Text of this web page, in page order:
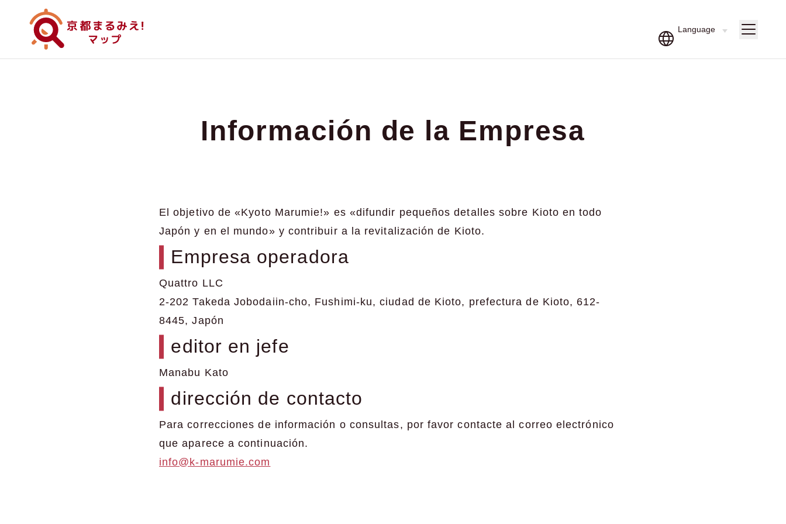
Información de la Empresa
El objetivo de «Kyoto Marumie!» es «difundir pequeños detalles sobre Kioto en todo
Japón y en el mundo» y contribuir a la revitalización de Kioto.
Empresa operadora
Quattro LLC
2-202 Takeda Jobodaiin-cho, Fushimi-ku, ciudad de Kioto, prefectura de Kioto, 612-
8445, Japón
editor en jefe
Manabu Kato
dirección de contacto
Para correcciones de información o consultas, por favor contacte al correo electrónico
que aparece a continuación.
info@k-marumie.com